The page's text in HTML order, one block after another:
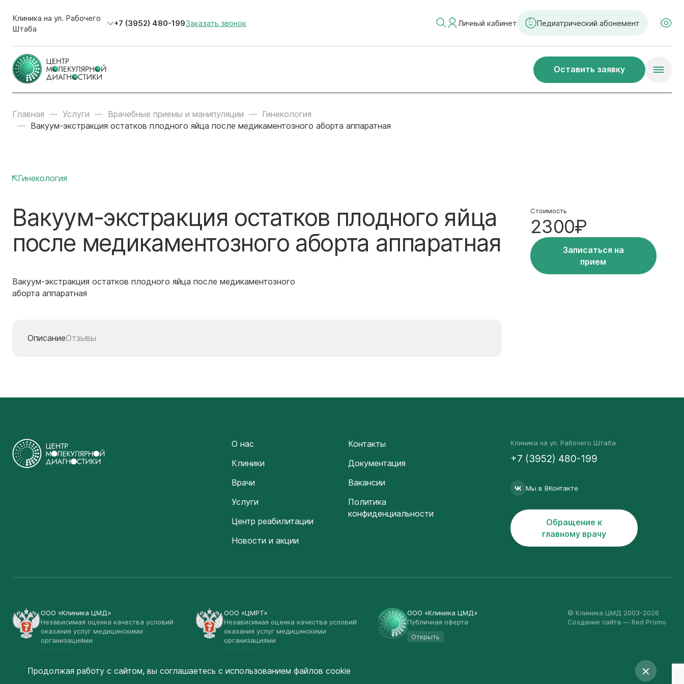
Клиника на ул. Рабочего
Штаба
+7 (3952) 480-199Заказать звонок Личный кабинет Педиатрический абонемент
Оставить заявку
Главная Услуги Врачебные приемы и манипуляции
Гинекология
Вакуум-экстракция остатков плодного яйца после медикаментозного аборта аппаратная
Гинекология
Вакуум-экстракция остатков плодного яйца
после медикаментозного аборта аппаратная
Вакуум-экстракция остатков плодного яйца после медикаментозного
аборта аппаратная
ОписаниеОтзывы
Стоимость
2300₽
Записаться на
прием
О нас
Клиники
Врачи
Услуги
Центр реабилитации
Новости и акции
Контакты
Документация
Вакансии
Политика
конфиденциальности
Клиника на ул. Рабочего Штаба
+7 (3952) 480-199
Мы в ВКонтакте
Обращение к
главному врачу
ООО «Клиника ЦМД»
Независимая оценка качества условий
оказания услуг медицинскими
организациями
ООО «ЦМРТ»
Независимая оценка качества условий
оказания услуг медицинскими
организациями
ООО «Клиника ЦМД»
Публичная оферта
Открыть
© Клиника ЦМД 2003-2026
Создание сайта — Red Promo
Продолжая работу с сайтом, вы соглашаетесь с использованием файлов cookie